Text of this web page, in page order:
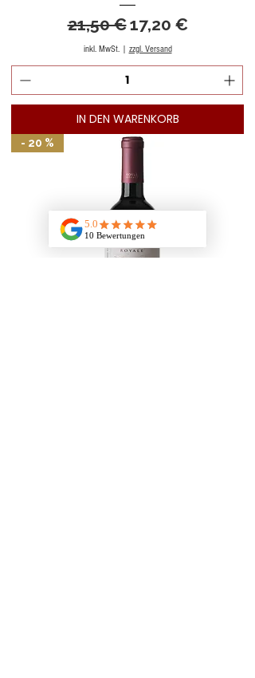
Standardpreis
21,50 €Sale-Preis
17,20 €
inkl. MwSt.| zzgl. Versand
IN DEN WARENKORB
- 20 %